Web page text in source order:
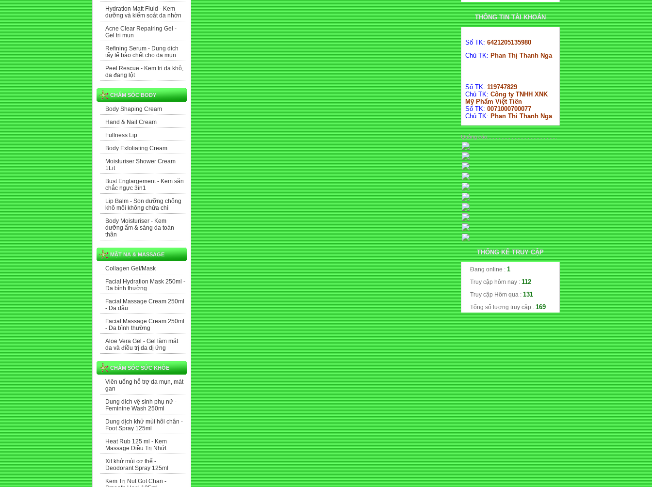
Hydration Matt Fluid - Kem
dưỡng và kiểm soát da nhờn
Acne Clear Repairing Gel -
Gel trị mụn
Refining Serum - Dung dich
tẩy tế bào chết cho da mụn
Peel Rescue - Kem trị da khô,
da đang lột
CHĂM SÓC BODY
Body Shaping Cream
Hand & Nail Cream
Fullness Lip
Body Exfoliating Cream
Moisturiser Shower Cream
1Lit
Bust Englargement - Kem săn
chắc ngực 3in1
Lip Balm - Son dưỡng chống
khô môi không chứa chì
Body Moisturiser - Kem
dưỡng ẩm & sáng da toàn
thân
MẶT NẠ & MASSAGE
Collagen Gel/Mask
Facial Hydration Mask 250ml -
Da bình thường
Facial Massage Cream 250ml
- Da dầu
Facial Massage Cream 250ml
- Da bình thường
Aloe Vera Gel - Gel làm mát
da và điều trị da dị ứng
CHĂM SÓC SỨC KHỎE
Viên uống hỗ trợ da mụn, mát
gan
Dung dich vệ sinh phụ nữ -
Feminine Wash 250ml
Dung dịch khử mùi hôi chân -
Foot Spray 125ml
Heat Rub 125 ml - Kem
Massage Điều Trị Nhứt
Xịt khử mùi cơ thể -
Deodorant Spray 125ml
Kem Trị Nut Got Chan -
THÔNG TIN TÀI KHOẢN
Số TK: 6421205135980
Chủ TK: Phan Thị Thanh Nga
Số TK: 119747829
Chủ TK: Công ty TNHH XNK
Mỹ Phẩm Việt Tiến
Số TK: 0071000700077
Chủ TK: Phan Thi Thanh Nga
Quảng cáo................................................
THỐNG KÊ TRUY CẬP
Đang online : 1
Truy cập hôm nay : 112
Truy cập Hôm qua : 131
Tổng số lượng truy cập : 169